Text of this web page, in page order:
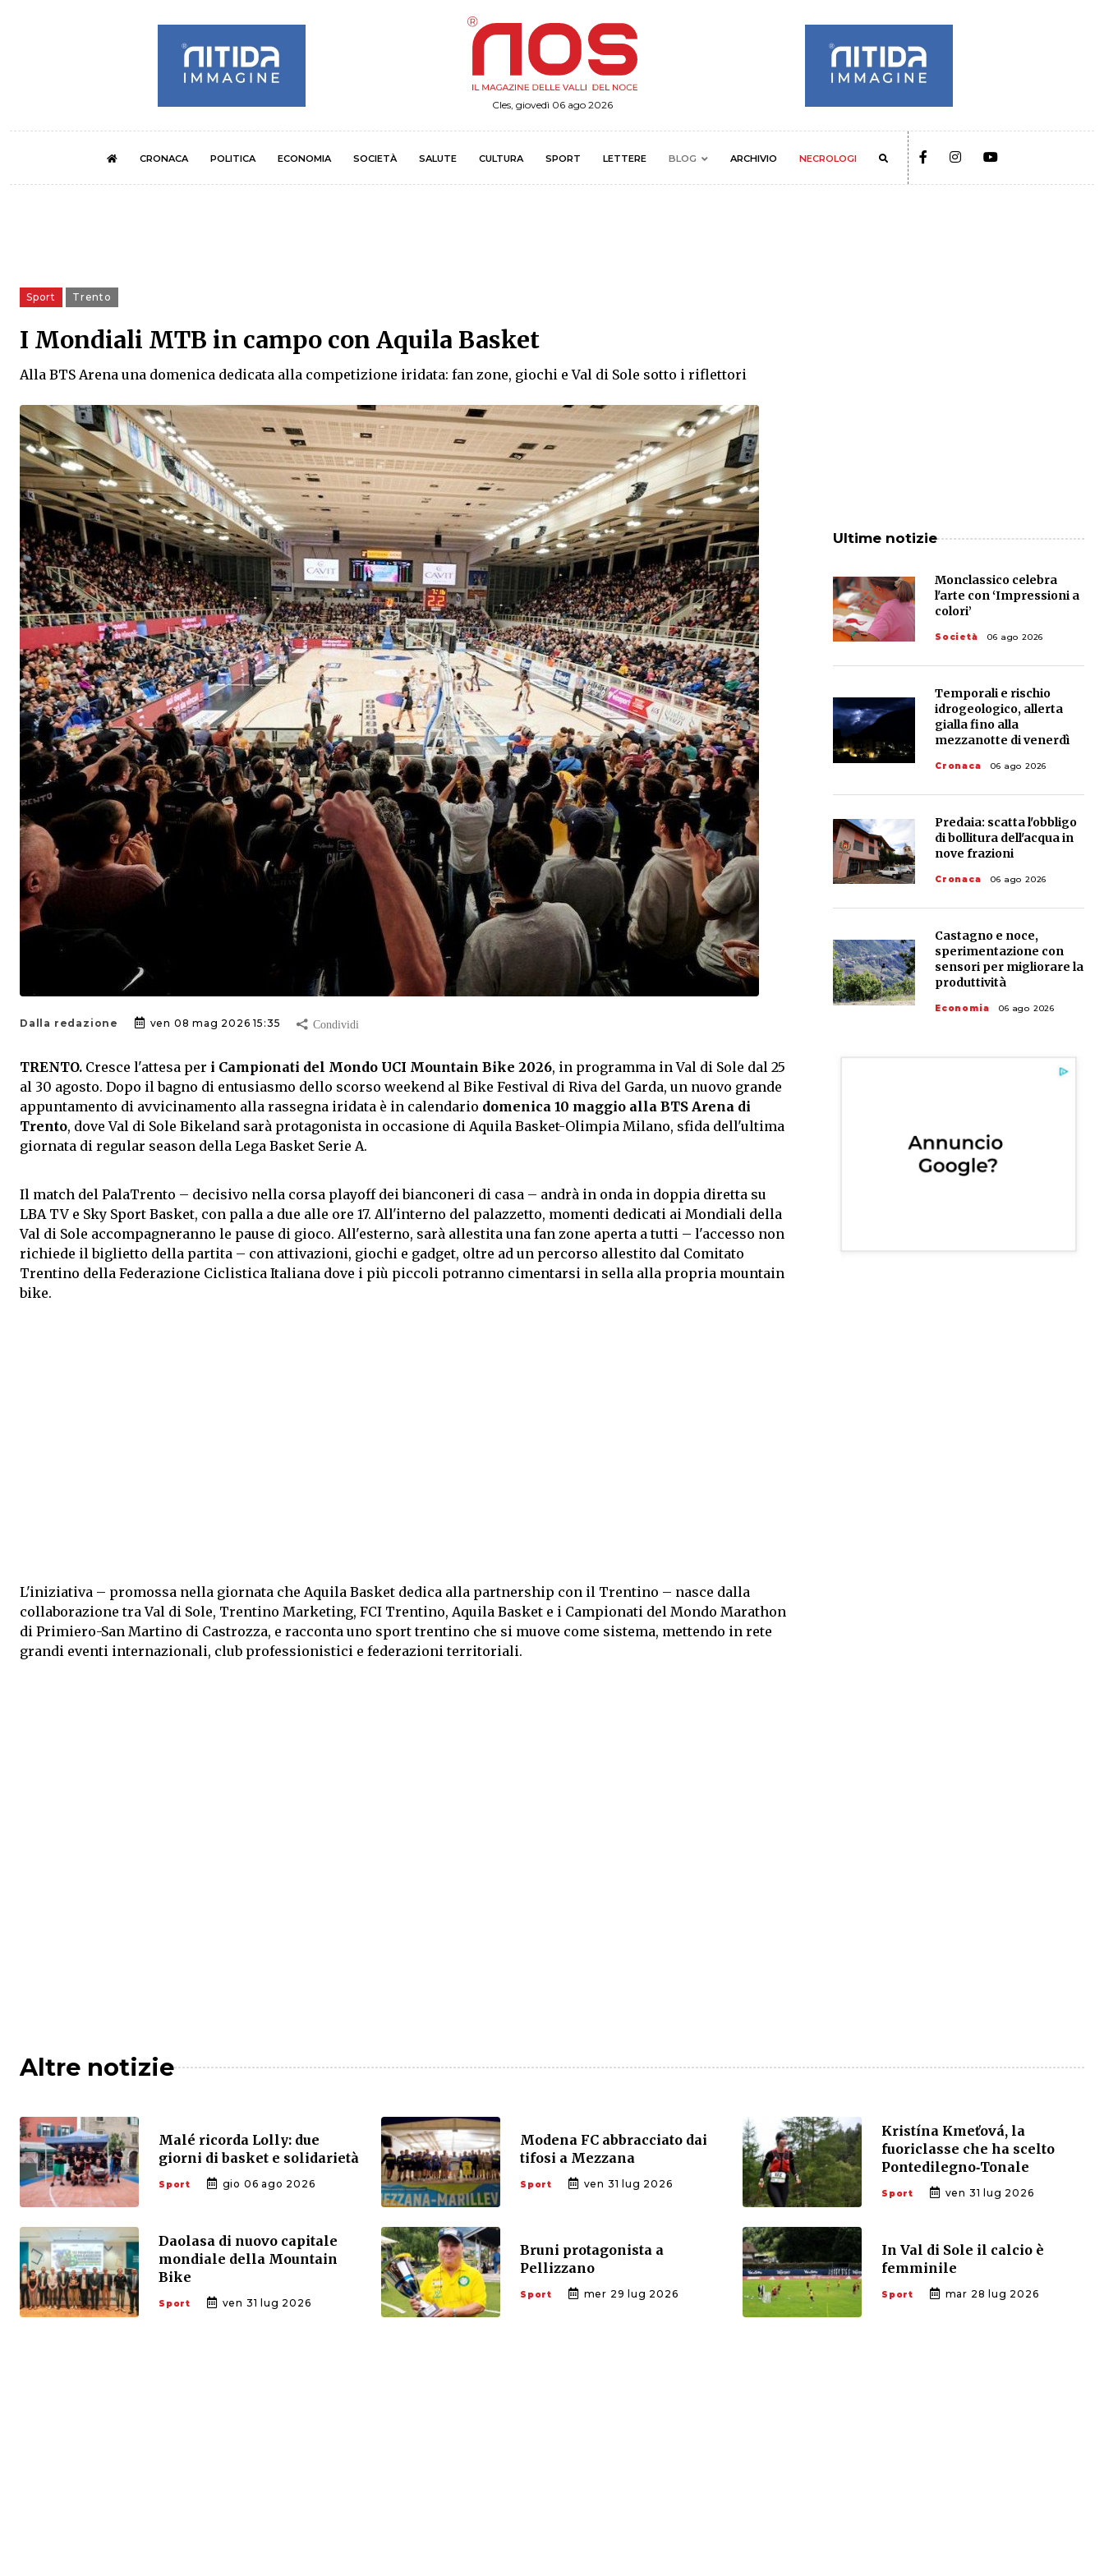
Cles, giovedì 06 ago 2026
CRONACA POLITICA ECONOMIA SOCIETÀ SALUTE CULTURA SPORT LETTERE BLOG ARCHIVIO NECROLOGI
Sport Trento
I Mondiali MTB in campo con Aquila Basket
Alla BTS Arena una domenica dedicata alla competizione iridata: fan zone, giochi e Val di Sole sotto i riflettori
Dalla redazione ven 08 mag 2026 15:35
TRENTO. Cresce l'attesa per i Campionati del Mondo UCI Mountain Bike 2026, in programma in Val di Sole dal 25
al 30 agosto. Dopo il bagno di entusiasmo dello scorso weekend al Bike Festival di Riva del Garda, un nuovo grande
appuntamento di avvicinamento alla rassegna iridata è in calendario domenica 10 maggio alla BTS Arena di
Trento, dove Val di Sole Bikeland sarà protagonista in occasione di Aquila Basket-Olimpia Milano, sfida dell'ultima
giornata di regular season della Lega Basket Serie A.
Il match del PalaTrento – decisivo nella corsa playoff dei bianconeri di casa – andrà in onda in doppia diretta su
LBA TV e Sky Sport Basket, con palla a due alle ore 17. All'interno del palazzetto, momenti dedicati ai Mondiali della
Val di Sole accompagneranno le pause di gioco. All'esterno, sarà allestita una fan zone aperta a tutti – l'accesso non
richiede il biglietto della partita – con attivazioni, giochi e gadget, oltre ad un percorso allestito dal Comitato
Trentino della Federazione Ciclistica Italiana dove i più piccoli potranno cimentarsi in sella alla propria mountain
bike.
L'iniziativa – promossa nella giornata che Aquila Basket dedica alla partnership con il Trentino – nasce dalla
collaborazione tra Val di Sole, Trentino Marketing, FCI Trentino, Aquila Basket e i Campionati del Mondo Marathon
di Primiero-San Martino di Castrozza, e racconta uno sport trentino che si muove come sistema, mettendo in rete
grandi eventi internazionali, club professionistici e federazioni territoriali.
Ultime notizie
Monclassico celebra
l'arte con ‘Impressioni a
colori’
Società 06 ago 2026
Temporali e rischio
idrogeologico, allerta
gialla fino alla
mezzanotte di venerdì
Cronaca 06 ago 2026
Predaia: scatta l'obbligo
di bollitura dell'acqua in
nove frazioni
Cronaca 06 ago 2026
Castagno e noce,
sperimentazione con
sensori per migliorare la
produttività
Economia 06 ago 2026
Altre notizie
Malé ricorda Lolly: due
giorni di basket e solidarietà
Sport gio 06 ago 2026
Modena FC abbracciato dai
tifosi a Mezzana
Sport ven 31 lug 2026
Kristína Kmeťová, la
fuoriclasse che ha scelto
Pontedilegno‑Tonale
Sport ven 31 lug 2026
Daolasa di nuovo capitale
mondiale della Mountain
Bike
Sport ven 31 lug 2026
Bruni protagonista a
Pellizzano
Sport mer 29 lug 2026
In Val di Sole il calcio è
femminile
Sport mar 28 lug 2026